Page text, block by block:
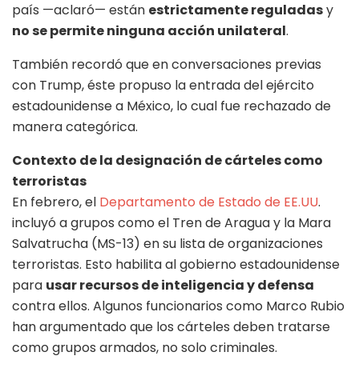
país —aclaró— están estrictamente reguladasy
no se permite ninguna acción unilateral.
También recordó que en conversaciones previas
con Trump, éste propuso la entrada del ejército
estadounidense a México, lo cual fue rechazado de
manera categórica.
Contexto de la designación de cárteles como
terroristas
En febrero, el Departamento de Estado de EE.UU.
incluyó a grupos como el Tren de Aragua y la Mara
Salvatrucha (MS-13) en su lista de organizaciones
terroristas. Esto habilita al gobierno estadounidense
para usar recursos de inteligencia y defensa
contra ellos. Algunos funcionarios como Marco Rubio
han argumentado que los cárteles deben tratarse
como grupos armados, no solo criminales.